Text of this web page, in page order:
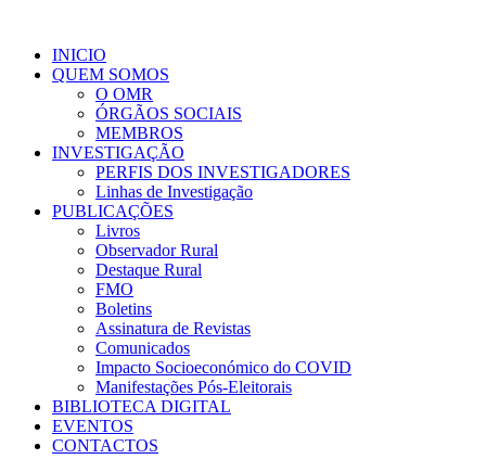
INICIO
QUEM SOMOS
O OMR
ÓRGÃOS SOCIAIS
MEMBROS
INVESTIGAÇÃO
PERFIS DOS INVESTIGADORES
Linhas de Investigação
PUBLICAÇÕES
Livros
Observador Rural
Destaque Rural
FMO
Boletins
Assinatura de Revistas
Comunicados
Impacto Socioeconómico do COVID
Manifestações Pós-Eleitorais
BIBLIOTECA DIGITAL
EVENTOS
CONTACTOS